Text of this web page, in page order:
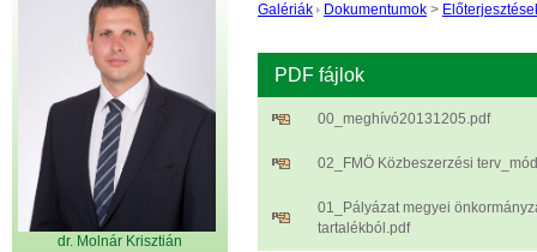
dr. Molnár Krisztián
Galériák Dokumentumok >
PDF fájlok
00_meghívó20131205.pdf
02_FMÖ Közbeszerzési
01_Pályázat megyei
tartalékból.pdf